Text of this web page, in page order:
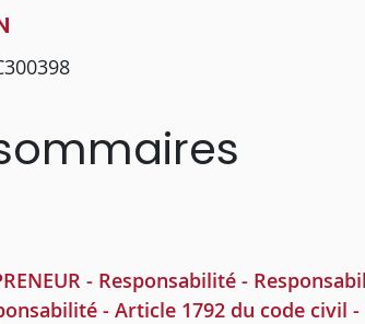
- Responsabilité -
- Article 1792 du code civil